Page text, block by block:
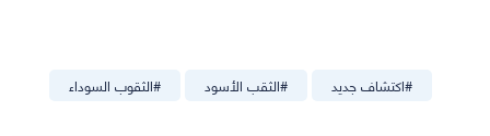
#الثقوب السوداء #الثقب الأسود #اكتشاف جديد